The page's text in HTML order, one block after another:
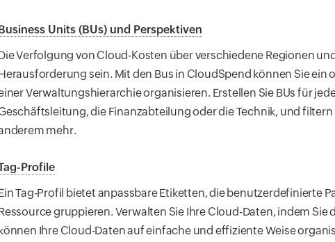
Units (BUs) und Perspektiven
Verfolgung von Cloud-Kosten über verschiedene Regionen
sein. Mit den Bus in CloudSpend können Sie ein
Verwaltungshierarchie organisieren. Erstellen Sie BUs für
die Finanzabteilung oder die Technik, und filtern
mehr.
Profile
Tag-Profil bietet anpassbare Etiketten, die benutzerdefinierte
gruppieren. Verwalten Sie Ihre Cloud-Daten, indem
Ihre Cloud-Daten auf einfache und effiziente Weise